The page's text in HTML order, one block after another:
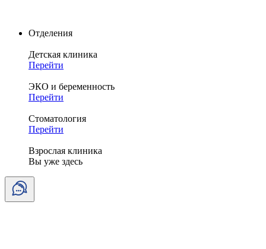
Отделения
Детская клиника
Перейти
ЭКО и беременность
Перейти
Стоматология
Перейти
Взрослая клиника
Вы уже здесь